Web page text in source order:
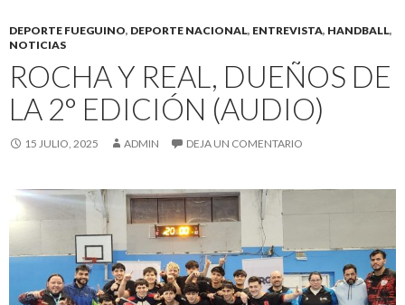
DEPORTE FUEGUINO, DEPORTE NACIONAL, ENTREVISTA, HANDBALL,
NOTICIAS
ROCHA Y REAL, DUEÑOS DE
LA 2° EDICIÓN (AUDIO)
15 JULIO, 2025 ADMIN DEJA UN COMENTARIO